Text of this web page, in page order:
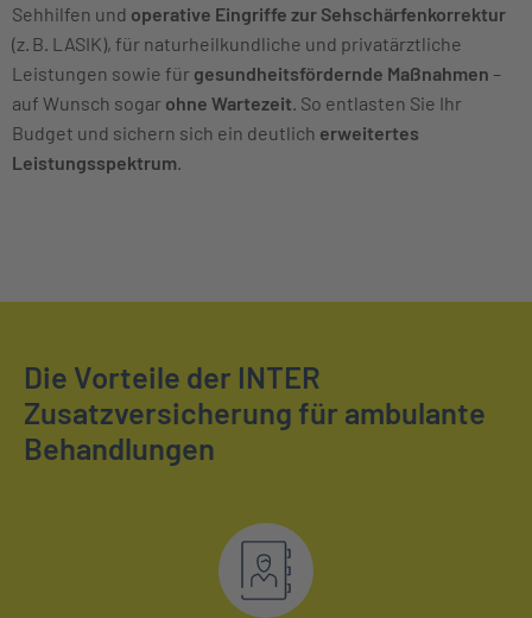
Sehhilfen und operative Eingriffe zur Sehschärfenkorrektur
(z. B. LASIK), für naturheilkundliche und privatärztliche
Leistungen sowie für gesundheitsfördernde Maßnahmen –
auf Wunsch sogar ohne Wartezeit . So entlasten Sie Ihr
Budget und sichern sich ein deutlich erweitertes
Leistungsspektrum
Die Vorteile der INTER
Zusatzversicherung für ambulante
Behandlungen